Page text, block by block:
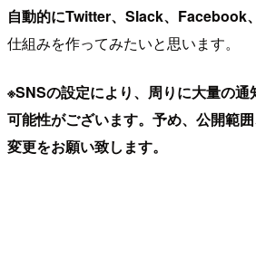
自動的にTwitter、Slack、Facebook
仕組みを作ってみたいと思います。
※SNSの設定により、周りに大量の通
可能性がございます。予め、公開範
変更をお願い致します。